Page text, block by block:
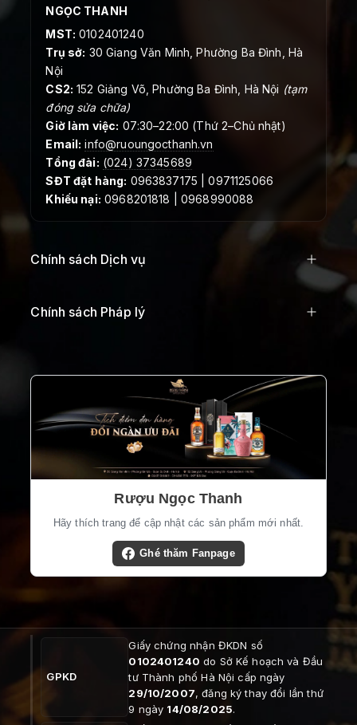
NGỌC THANH
MST: 0102401240
Trụ sở: 30 Giang Văn Minh, Phường Ba Đình, Hà
Nội
CS2: 152 Giảng Võ, Phường Ba Đình, Hà Nội (tạm
đóng sửa chữa)
Giờ làm việc: 07:30–22:00 (Thứ 2–Chủ nhật)
Email: info@ruoungocthanh.vn
Tổng đài: (024) 37345689
SĐT đặt hàng: 0963837175 | 0971125066
Khiếu nại: 0968201818 | 0968990088
Chính sách Dịch vụ
Chính sách Pháp lý
Rượu Ngọc Thanh
Hãy thích trang để cập nhật các sản phẩm mới nhất.
Ghé thăm Fanpage
GPKD
Giấy chứng nhận ĐKDN số
0102401240 do Sở Kế hoạch và Đầu
tư Thành phố Hà Nội cấp ngày
29/10/2007, đăng ký thay đổi lần thứ
9 ngày 14/08/2025.